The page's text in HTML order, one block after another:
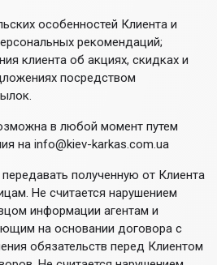
особенностей Клиента и
рекомендаций;
клиента об акциях, скидках и
посредством
в любой момент путем
на info@kiev-karkas.com.ua
полученную от Клиента
Не считается нарушением
информации агентам и
на основании договора с
обязательств перед Клиентом